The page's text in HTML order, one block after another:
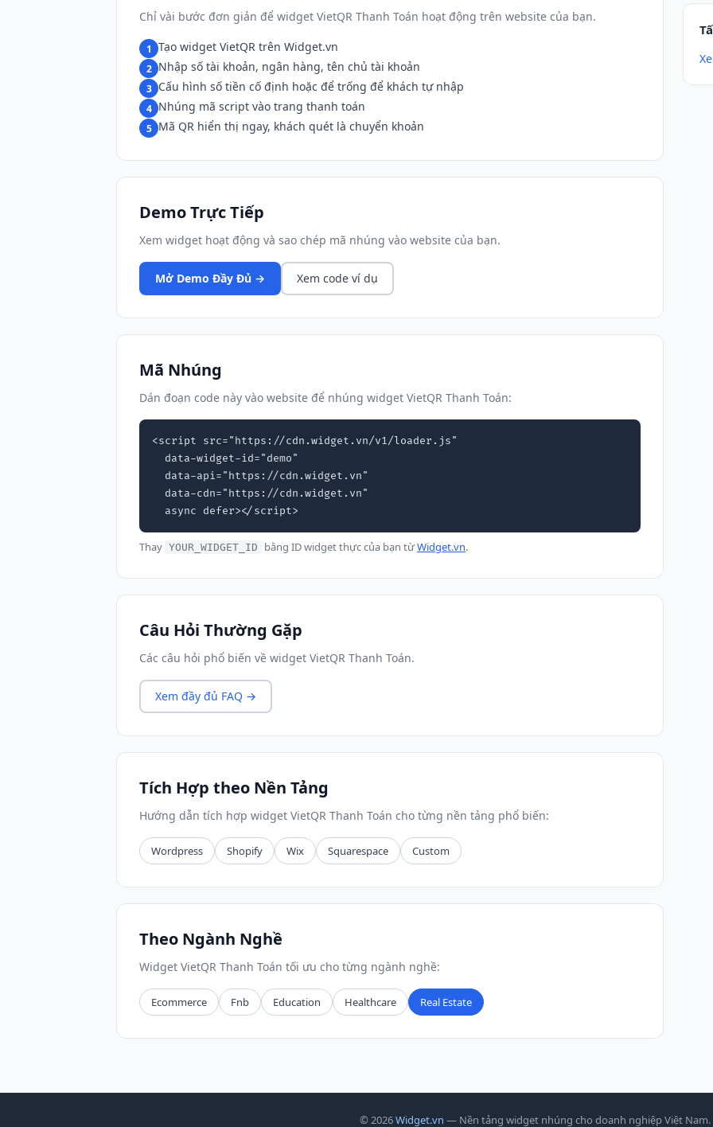
Chỉ vài bước đơn giản để widget VietQR Thanh Toán hoạt động trên website của bạn.
1 Tạo widget VietQR trên Widget.vn
2 Nhập số tài khoản, ngân hàng, tên chủ tài khoản
3 Cấu hình số tiền cố định hoặc để trống để khách tự nhập
4 Nhúng mã script vào trang thanh toán
5 Mã QR hiển thị ngay, khách quét là chuyển khoản
Demo Trực Tiếp
Xem widget hoạt động và sao chép mã nhúng vào website của bạn.
Mở Demo Đầy Đủ → Xem code ví dụ
Mã Nhúng
Dán đoạn code này vào website để nhúng widget VietQR Thanh Toán:
<script src="https://cdn.widget.vn/v1/loader.js"
  async defer></script>
Thay YOUR_WIDGET_ID bằng ID widget thực của bạn từWidget.vn.
Câu Hỏi Thường Gặp
Các câu hỏi phổ biến về widget VietQR Thanh Toán.
Xem đầy đủ FAQ →
Tích Hợp theo Nền Tảng
Hướng dẫn tích hợp widget VietQR Thanh Toán cho từng nền tảng phổ biến:
Wordpress Shopify Wix Squarespace Custom
Theo Ngành Nghề
Widget VietQR Thanh Toán tối ưu cho từng ngành nghề:
Ecommerce Fnb Education Healthcare Real Estate
© 2026Widget.vn — Nền tảng widget nhúng cho doanh nghiệp Việt Nam.